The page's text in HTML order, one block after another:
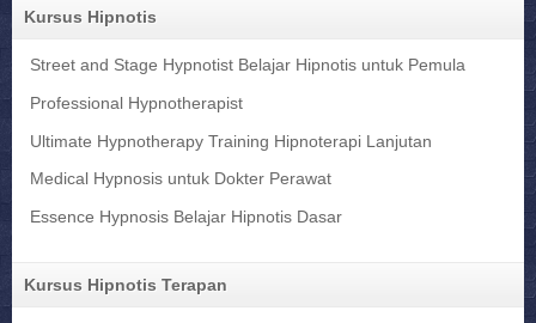
Kursus Hipnotis
Street and Stage Hypnotist Belajar Hipnotis untuk Pemula
Professional Hypnotherapist
Ultimate Hypnotherapy Training Hipnoterapi Lanjutan
Medical Hypnosis untuk Dokter Perawat
Essence Hypnosis Belajar Hipnotis Dasar
Kursus Hipnotis Terapan